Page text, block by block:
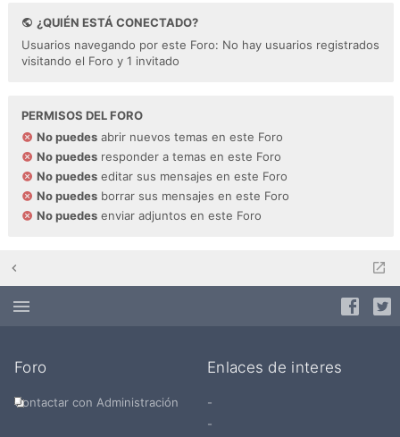
¿QUIÉN ESTÁ CONECTADO?
Usuarios navegando por este Foro: No hay usuarios registrados
visitando el Foro y 1 invitado
PERMISOS DEL FORO
No puedes abrir nuevos temas en este Foro
No puedes responder a temas en este Foro
No puedes editar sus mensajes en este Foro
No puedes borrar sus mensajes en este Foro
No puedes enviar adjuntos en este Foro
Foro
Contactar con Administración
Enlaces de interes
-
-